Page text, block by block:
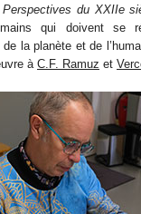
Perspectives du XXIIe
qui doivent se
de la planète et de
à C.F. Ramuz et